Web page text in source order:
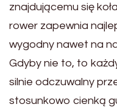
znajdującemu się
rower zapewnia
wygodny nawet na
Gdyby nie to, to
silnie odczuwalny
stosunkowo cienką